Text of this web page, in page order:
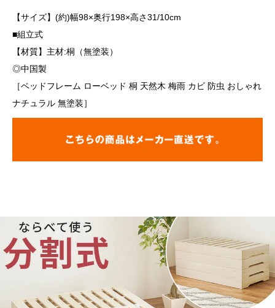
【サイズ】(約)幅98×奥行198×高さ31/10cm
■組立式
【材質】主材:桐（無塗装）
◎中国製
［ベッドフレーム ローベッド 桐 天然木 梅雨 カビ 防虫 おしゃれ
ナチュラル 無塗装］